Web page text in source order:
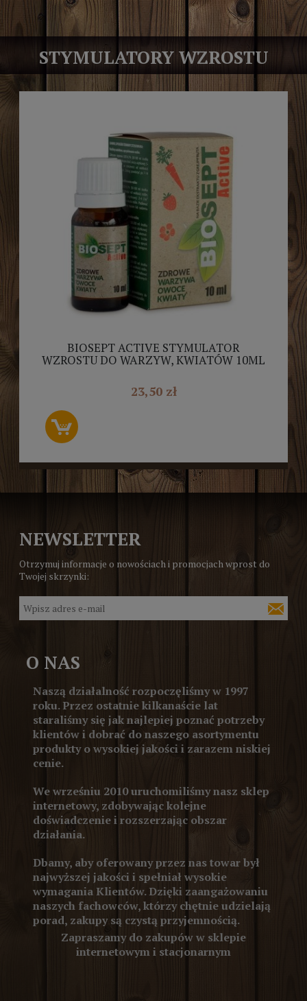
STYMULATORY WZROSTU
BIOSEPT ACTIVE STYMULATOR
WZROSTU DO WARZYW, KWIATÓW 10ML
23,50 zł
NEWSLETTER
Otrzymuj informacje o nowościach i promocjach wprost do
Twojej skrzynki:
O NAS
Naszą działalność rozpoczęliśmy w 1997
roku. Przez ostatnie kilkanaście lat
staraliśmy się jak najlepiej poznać potrzeby
klientów i dobrać do naszego asortymentu
produkty o wysokiej jakości i zarazem niskiej
cenie.
We wrześniu 2010 uruchomiliśmy nasz sklep
internetowy, zdobywając kolejne
doświadczenie i rozszerzając obszar
działania.
Dbamy, aby oferowany przez nas towar był
najwyższej jakości i spełniał wysokie
wymagania Klientów. Dzięki zaangażowaniu
naszych fachowców, którzy chętnie udzielają
porad, zakupy są czystą przyjemnością.
Zapraszamy do zakupów w sklepie
internetowym i stacjonarnym